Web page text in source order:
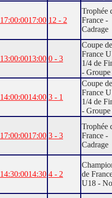
17:00:0017:00 12 - 2
Trophée
France -
Cadrage
13:00:0013:00 0 - 3
Coupe de
France
1/4 de
-
14:00:0014:00 3 - 1
Coupe de
France
1/4 de
-
17:00:0017:00 3 - 3
Trophée
France -
Cadrage
14:30:0014:30 4 - 2
de
U18 -